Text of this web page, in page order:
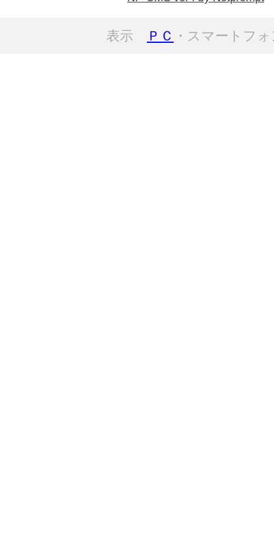
表示 ＰＣ ・スマートフ